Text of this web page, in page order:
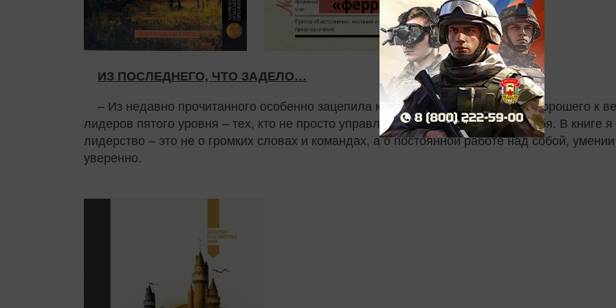
ИЗ ПОСЛЕДНЕГО, ЧТО ЗАДЕЛО…
– Из недавно прочитанного особенно зацепила книга Джима Коллинза «От хорошего к
лидеров пятого уровня – тех, кто не просто управляет, а меняет мир вокруг себя. В книге
лидерство – это не о громких словах и командах, а о постоянной работе над собой,
уверенно.